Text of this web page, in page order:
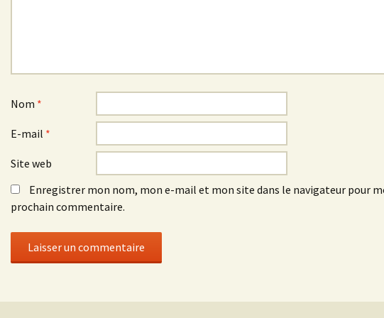
Nom *
E-mail *
Site web
Enregistrer mon nom, mon e-mail et mon site dans le navigateur pour
prochain commentaire.